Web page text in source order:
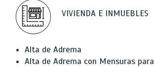
VIVIENDA E INMUEBLES
Alta de Adrema
Alta de Adrema con Mensuras para